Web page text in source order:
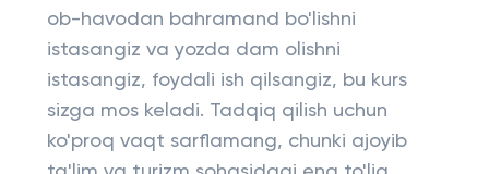
ob-havodan bahramand bo'lishni
istasangiz va yozda dam olishni
istasangiz, foydali ish qilsangiz, bu kurs
sizga mos keladi. Tadqiq qilish uchun
ko'proq vaqt sarflamang, chunki ajoyib